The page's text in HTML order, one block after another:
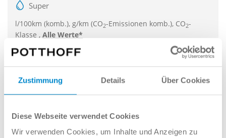
Zustimmung Details Über Cookies
Diese Webseite verwendet Cookies
Wir verwenden Cookies, um Inhalte und Anzeigen zu
Super
l/100km (komb.), g/km (CO2-Emissionen komb.), CO2-
Klasse , Alle Werte*
24.377 €* 296 € mtl.*